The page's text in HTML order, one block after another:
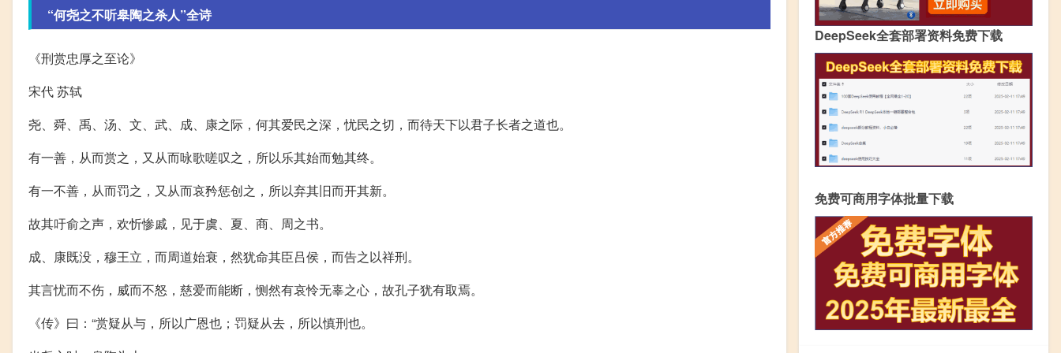
“何尧之不听皋陶之杀人”全诗
《刑赏忠厚之至论》
宋代 苏轼
尧、舜、禹、汤、文、武、成、康之际，何其爱民之深，忧民之切，而待天下以君子长者之道也。
有一善，从而赏之，又从而咏歌嗟叹之，所以乐其始而勉其终。
有一不善，从而罚之，又从而哀矜惩创之，所以弃其旧而开其新。
故其吁俞之声，欢忻惨戚，见于虞、夏、商、周之书。
成、康既没，穆王立，而周道始衰，然犹命其臣吕侯，而告之以祥刑。
其言忧而不伤，威而不怒，慈爱而能断，恻然有哀怜无辜之心，故孔子犹有取焉。
《传》曰：“赏疑从与，所以广恩也；罚疑从去，所以慎刑也。
DeepSeek全套部署资料免费下载
免费可商用字体批量下载